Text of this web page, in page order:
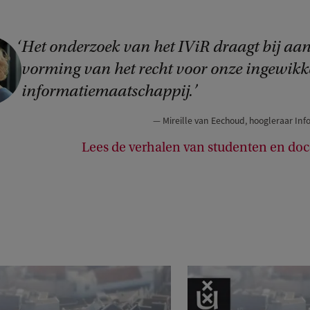
Het onderzoek van het IViR draagt bij
vorming van het recht voor onze
informatiemaatschappij.
Mireille van Eechoud, hoogleraar
Lees de verhalen van studenten en